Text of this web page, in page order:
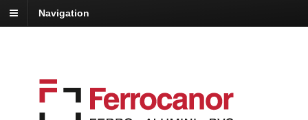
Navigation